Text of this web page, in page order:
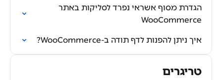
הגדרת מסוף אשראי נפרד לסליקות באתר
WooCommerce
איך ניתן להפנות לדף תודה ב-WooCommerce?
טריגרים